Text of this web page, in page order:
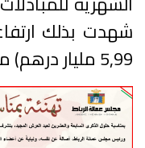
5,99 مليار درهم) مقارنة بشهر يوليوز 2022.